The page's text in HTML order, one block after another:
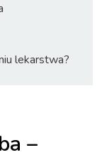
lekarstwa?
–